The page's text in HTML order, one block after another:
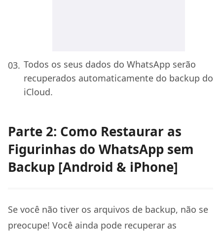
Todos os seus dados do WhatsApp serão
recuperados automaticamente do backup do
iCloud.
Parte 2: Como Restaurar as
Figurinhas do WhatsApp sem
Backup [Android & iPhone]
Se você não tiver os arquivos de backup, não se
preocupe! Você ainda pode recuperar as